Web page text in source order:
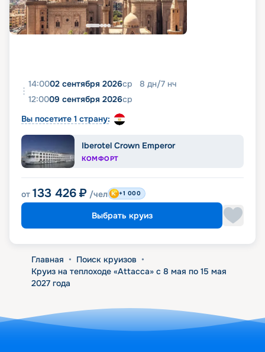
14:0002 сентября 2026ср 8 дн/7 нч
12:0009 сентября 2026ср
Вы посетите 1 страну:
Iberotel Crown Emperor
КОМФОРТ
от 133 426 ₽ /чел +1 000
Выбрать круиз
Главная • Поиск круизов •
Круиз на теплоходе «Attacca» с 8 мая по 15 мая
2027 года